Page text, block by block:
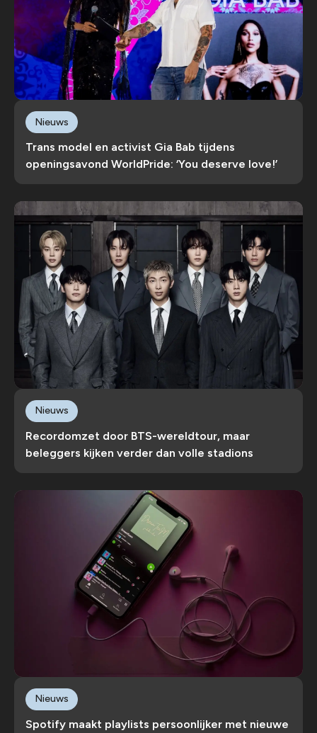
Trans model en activist Gia Bab tijdens
openingsavond WorldPride: ‘You deserve love!’
Nieuws
Recordomzet door BTS-wereldtour, maar
beleggers kijken verder dan volle stadions
Nieuws
Spotify maakt playlists persoonlijker met nieuwe
Nieuws